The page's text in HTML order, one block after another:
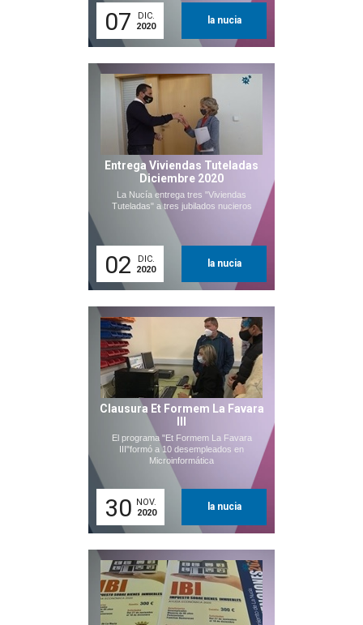
07
DIC.
2020
la nucia
Entrega Viviendas Tuteladas
Diciembre 2020
La Nucía entrega tres "Viviendas
Tuteladas" a tres jubilados nucieros
02
DIC.
2020
la nucia
Clausura Et Formem La Favara
El programa "Et Formem La Favara
III"formó a 10 desempleados en
Microinformática
30 NOV.
2020
la nucia